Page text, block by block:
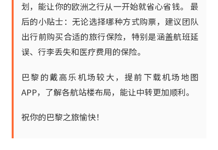
划，能让你的欧洲之行从一开始就省心省钱。 最
后的小贴士：无论选择哪种方式购票，建议团队
出行前购买合适的旅行保险，特别是涵盖航班延
误、行李丢失和医疗费用的保险。
巴黎的戴高乐机场较大，提前下载机场地图
APP，了解各航站楼布局，能让中转更加顺利。
祝你的巴黎之旅愉快！